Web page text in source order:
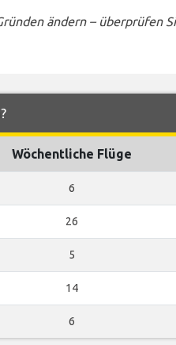
ändern – überprüfen
Wöchentliche Flüge
6
26
5
14
6